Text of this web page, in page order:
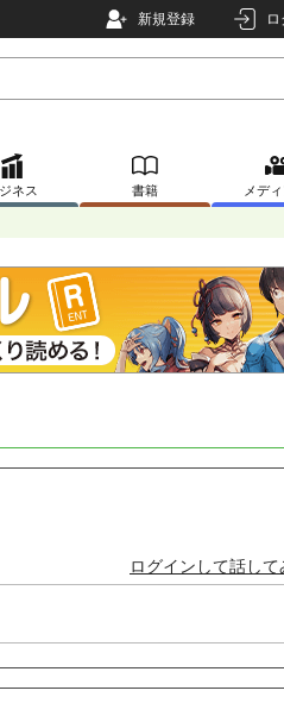
新規登録
ネス 書籍 メデ
ログインして話して